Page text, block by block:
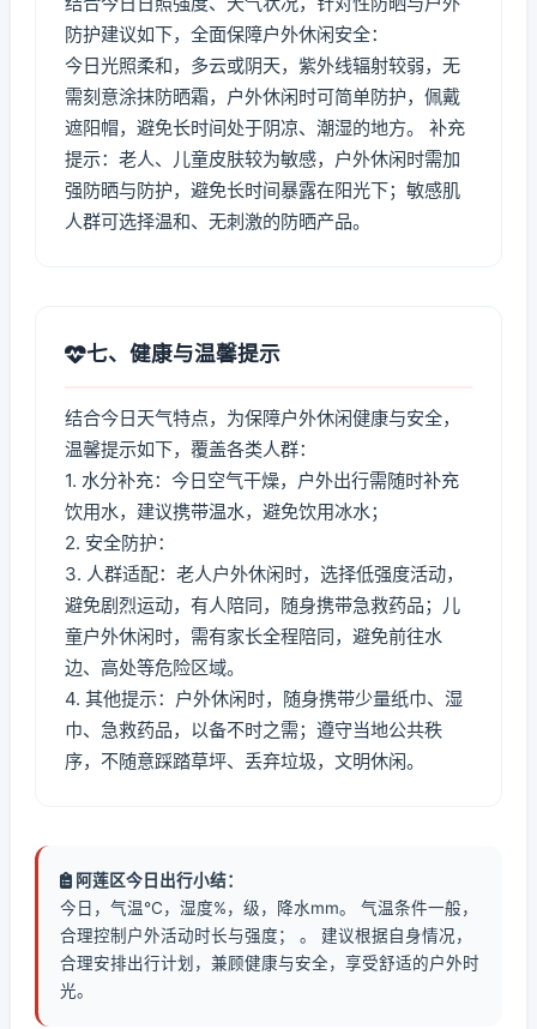
防护建议如下，全面保障户外休闲安全：
今日光照柔和，多云或阴天，紫外线辐射较弱，无
需刻意涂抹防晒霜，户外休闲时可简单防护，佩戴
遮阳帽，避免长时间处于阴凉、潮湿的地方。 补充
提示：老人、儿童皮肤较为敏感，户外休闲时需加
强防晒与防护，避免长时间暴露在阳光下；敏感肌
人群可选择温和、无刺激的防晒产品。
七、健康与温馨提示
结合今日天气特点，为保障户外休闲健康与安全，
温馨提示如下，覆盖各类人群：
1. 水分补充：今日空气干燥，户外出行需随时补充
饮用水，建议携带温水，避免饮用冰水；
2. 安全防护：
3. 人群适配：老人户外休闲时，选择低强度活动，
避免剧烈运动，有人陪同，随身携带急救药品；儿
童户外休闲时，需有家长全程陪同，避免前往水
边、高处等危险区域。
4. 其他提示：户外休闲时，随身携带少量纸巾、湿
巾、急救药品，以备不时之需；遵守当地公共秩
序，不随意踩踏草坪、丢弃垃圾，文明休闲。
阿莲区今日出行小结：
今日，气温℃，湿度%，级，降水mm。 气温条件一般，
合理控制户外活动时长与强度； 。 建议根据自身情况，
合理安排出行计划，兼顾健康与安全，享受舒适的户外时
光。